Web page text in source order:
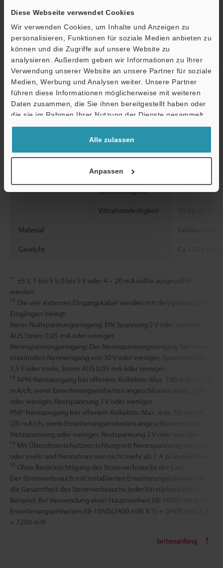
Diese Webseite verwendet Cookies
Wir verwenden Cookies, um Inhalte und Anzeigen zu
personalisieren, Funktionen für soziale Medien anbieten zu
können und die Zugriffe auf unsere Website zu
analysieren. Außerdem geben wir Informationen zu Ihrer
Verwendung unserer Website an unsere Partner für soziale
Medien, Werbung und Analysen weiter. Unsere Partner
führen diese Informationen möglicherweise mit weiteren
Daten zusammen, die Sie ihnen bereitgestellt haben oder
die sie im Rahmen Ihrer Nutzung der Dienste gesammelt
haben.
Alle zulassen
Anpassen
Steuerausgang
Beurteilungsausgan
g (Prüfausgang)
Stromversorgung Stromverbrauch
mA)
Spannungsversorgu
ng
Stromspannung 10 bis 30 V
Umgebungsbestän
digkeit
Verschmutzungsgra
d
2
atur
Luftfeuchtigkeit
Vibrationsfestigkeit
Material Gehäuse der
Gewicht Ca.150 g
*1 ±5 V, 1 bis 5 V, 0 bis 5 V oder 4 – 20 mA sollte ausgewählt
werden.
*2 Die vier externen Eingangskabel werden mit den gewünschten
Eingängen belegt.
Nenn-Nullspannungseingang: EIN Spannung 2 V oder weniger,
AUS Strom 0,05 mA oder weniger
Nennspannungseingang: Der Nennspannungseingang hat einen
maximalen Nenneingang von 30 V oder weniger, Spannung EIN
7,5 V oder mehr, Strom AUS 0,05 mA oder weniger.
*3 NPN-Nennausgang bei offenem Kollektor: Max. 100 mA/ch (20
mA/ch, wenn Erweiterungseinheiten angeschlossen sind), 30 V
oder weniger, Restspannung 1 V oder weniger
PNP-Nennausgang bei offenem Kollektor: Max. max. 50 mA/ch
(20 mA/ch, wenn Erweiterungseinheiten angeschlossen sind)
Netzspannung oder weniger, Restspannung 2 V oder weniger.
*4 Mit Überstromschutzvorrichtung mit Nennspannung von 30 V
oder mehr und Nennstrom von nicht mehr als 1 A zu verwenden.
*5 Ohne Berücksichtigung des Stromverbrauchs der Last.
Der Stromverbrauch mit installierten Erweiterungsinheiten ist
die Gesamtheit des Stromverbrauchs jeder Verstärkereinheit.
Beispiel: Bei Verwendung einer Haupteinheit (IB-1000) mit zwei
Erweiterungseinheiten (IB-1050)(2400 mW X 1) + (2400 mW X 2)
= 7200 mW
Seitenanfang
Support